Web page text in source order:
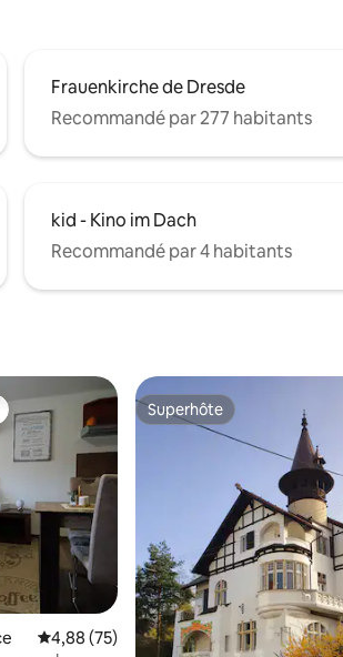
Frauenkirche de Dresde
Recommandé par 277 habitants
kid - Kino im Dach
Recommandé par 4 habitants
Évaluation moyenne sur la base de 75
4,88 (75)
Superhôte
Superhôte